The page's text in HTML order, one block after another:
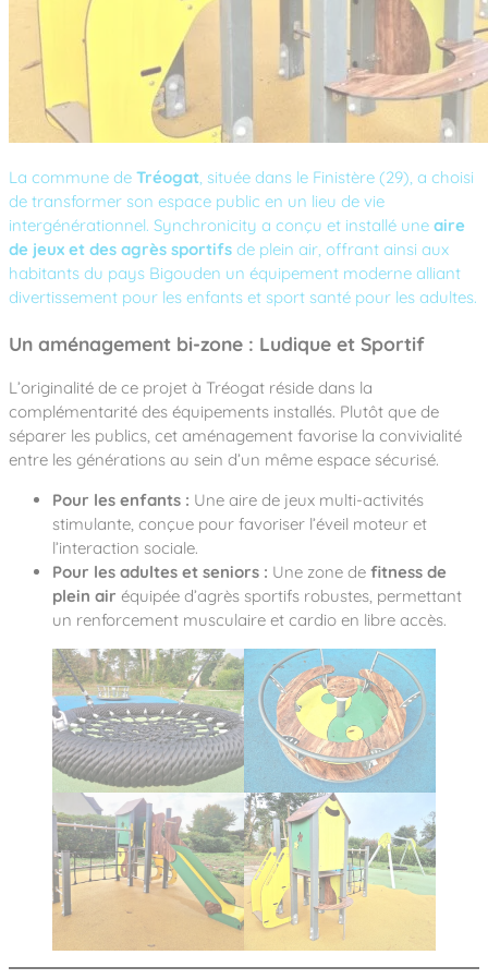
Notre entreprise
Notre équipe
Nous rejoindre
Nos univers
Parcours de santé
Stadium Arena
Street workout
Surfpark
Équipements sportifs
Mobilier urbain
Accessoires ludiques
Nos clients
Collectivités
Établissements scolaires
Camping et résidences de vacances
Notre expertise
Des aires intergénérationnelles de
Des aires de jeux pour tous les enfants
L’éco-conception de nos jeux
La végétalisation des cours d’école
Nos matériaux
Nos fonctions ludiques & sportives
Nos sols amortissants
Contact
Les questions fréquentes
La commune de Tréogat, située dans le Finistère (29), a choisi
de transformer son espace public en un lieu de vie
intergénérationnel. Synchronicity a conçu et installé une aire
de jeux et des agrès sportifs de plein air, offrant ainsi aux
habitants du pays Bigouden un équipement moderne alliant
divertissement pour les enfants et sport santé pour les adultes.
Un aménagement bi-zone : Ludique et Sportif
L’originalité de ce projet à Tréogat réside dans la
complémentarité des équipements installés. Plutôt que de
séparer les publics, cet aménagement favorise la convivialité
entre les générations au sein d’un même espace sécurisé.
Pour les enfants : Une aire de jeux multi-activités
stimulante, conçue pour favoriser l’éveil moteur et
l’interaction sociale.
Pour les adultes et seniors : Une zone de fitness de
plein air équipée d’agrès sportifs robustes, permettant
un renforcement musculaire et cardio en libre accès.